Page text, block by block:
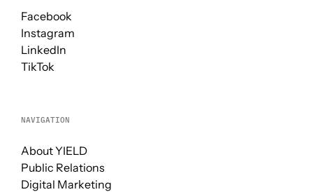
Facebook
Instagram
LinkedIn
TikTok
NAVIGATION
About YIELD
Public Relations
Digital Marketing